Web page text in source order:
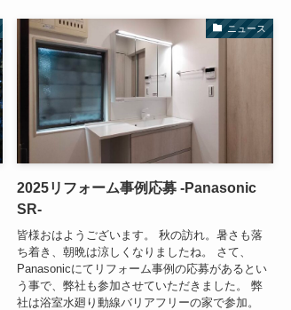
ニュース
2025リフォーム事例応募 -Panasonic
SR-
皆様おはようございます。 秋の訪れ。暑さも落
ち着き、朝晩は涼しくなりましたね。 さて、
Panasonicにてリフォーム事例の応募があるとい
う事で、弊社も参加させていただきました。 弊
社は浴室水廻り動線バリアフリーの家で参加。